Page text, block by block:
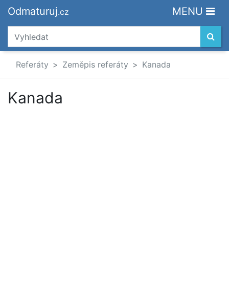
Odmaturuj.cz MENU
Referáty Zeměpis referáty Kanada
Kanada